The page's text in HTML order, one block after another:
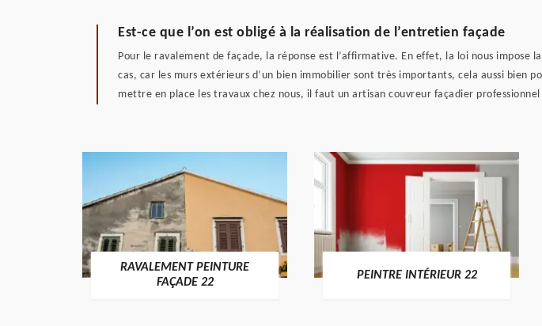
Est-ce que l’on est obligé à la réalisation de l’entretien façade
Pour le ravalement de façade, la réponse est l’affirmative. En effet, la loi nous impose
cas, car les murs extérieurs d’un bien immobilier sont très importants, cela aussi bien
mettre en place les travaux chez nous, il faut un artisan couvreur façadier
RAVALEMENT PEINTURE
FAÇADE 22
PEINTRE INTÉRIEUR 22